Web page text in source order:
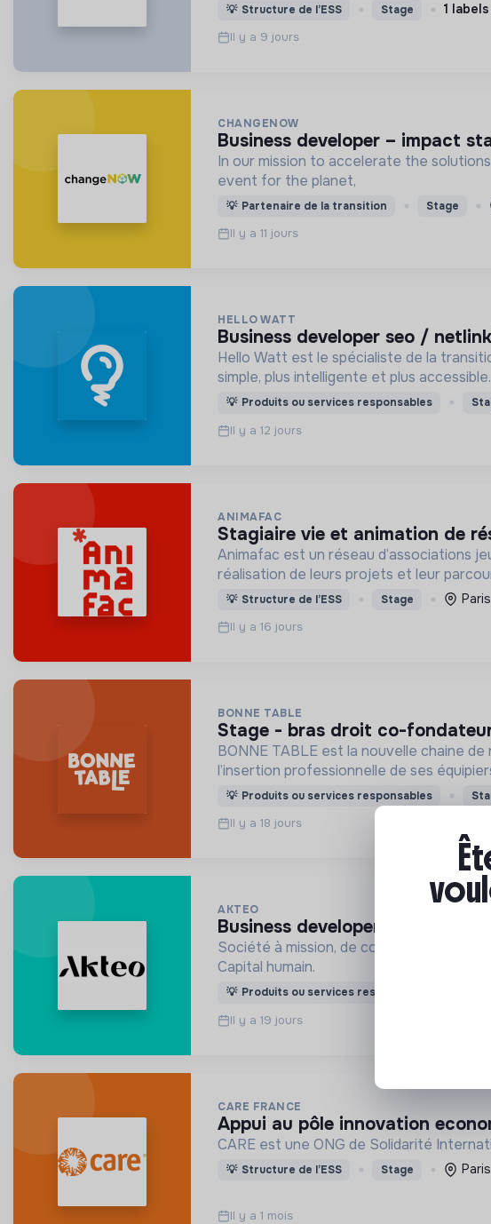
💡 Structure de l’ESS Stage 1
Il y a 9 jours
CHANGENOW
business developer – impact
In our mission to accelerate the
event for the planet,
💡 Partenaire de la transition Stage
Il y a 11 jours
HELLO WATT
business developer seo /
Hello Watt est le spécialiste de la
simple, plus intelligente et plus accessible.
💡 Produits ou services responsables
Il y a 12 jours
ANIMAFAC
stagiaire vie et animation de
Animafac est un réseau d’associations
réalisation de leurs projets et leur
💡 Structure de l’ESS Stage
Il y a 16 jours
BONNE TABLE
stage - bras droit co-
BONNE TABLE est la nouvelle chaine
l’insertion professionnelle de ses
💡 Produits ou services responsables
Il y a 18 jours
AKTEO
business developer climat &
Société à mission, de conseil et d'ingénierie opérationnelle en
Capital humain.
💡 Produits ou services responsables
Il y a 19 jours
CARE FRANCE
appui au pôle innovation
CARE est une ONG de Solidarité
💡 Structure de l’ESS Stage
Il y a 1 mois